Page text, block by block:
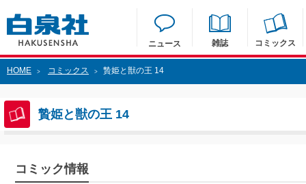
ニュース 雑誌 コミックス
HOME > コミックス > 贄姫と獣の王 14
贄姫と獣の王 14
コミック情報